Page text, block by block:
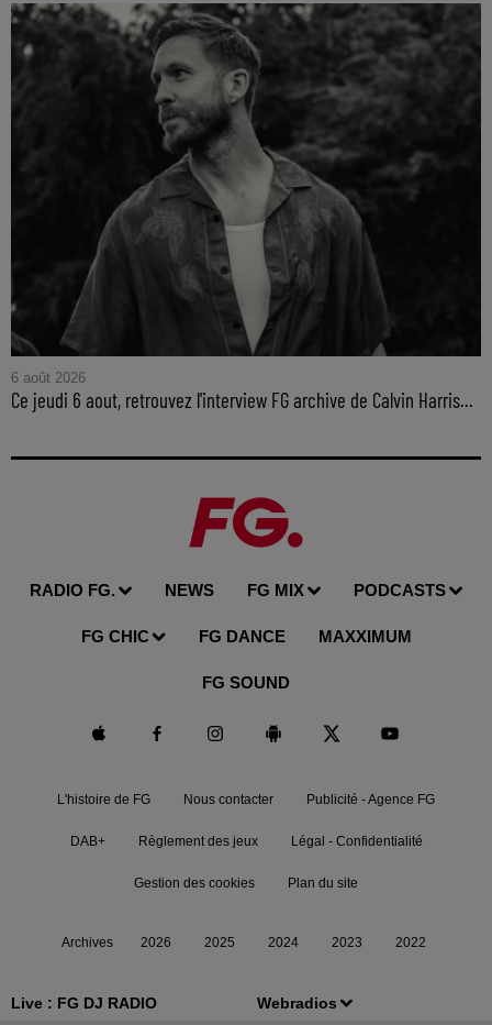
Live : FG DJ RADIO Webradios
6 août 2026
Ce jeudi 6 aout, retrouvez l'interview FG archive de Calvin Harris...
RADIO FG. NEWS FG MIX PODCASTS
FG CHIC FG DANCE MAXXIMUM
FG SOUND
L'histoire de FG Nous contacter Publicité - Agence FG
DAB+ Règlement des jeux Légal - Confidentialité
Gestion des cookies Plan du site
Archives 2026 2025 2024 2023 2022